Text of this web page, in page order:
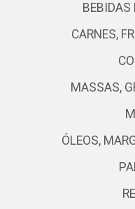
BEBIDAS
CARNES,
MASSAS,
ÓLEOS,